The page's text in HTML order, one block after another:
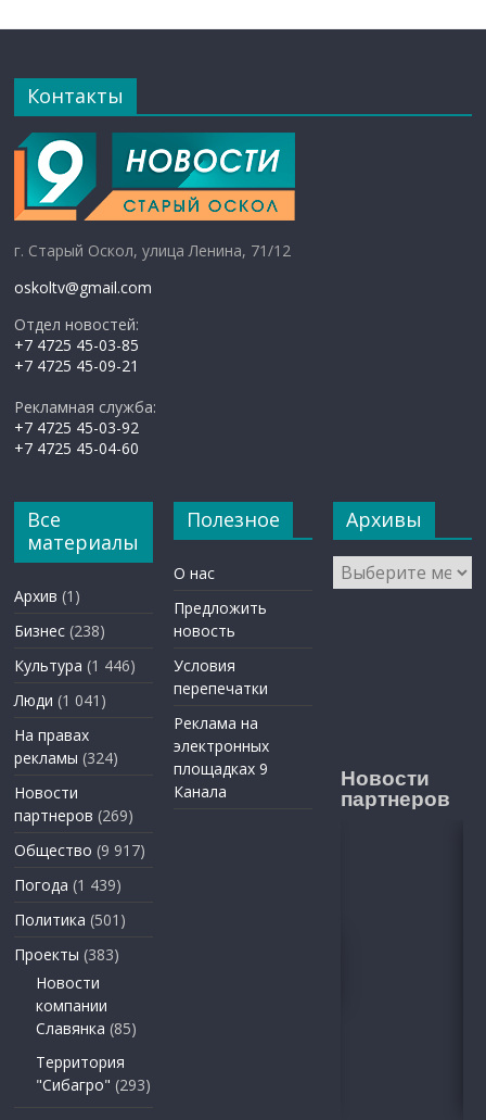
Контакты
г. Старый Оскол, улица Ленина, 71/12
oskoltv@gmail.com
Отдел новостей:
+7 4725 45-03-85
+7 4725 45-09-21
Рекламная служба:
+7 4725 45-03-92
+7 4725 45-04-60
Все
материалы
Архив (1)
Бизнес (238)
Культура (1 446)
Люди (1 041)
На правах
рекламы (324)
Новости
партнеров (269)
Общество (9 917)
Погода (1 439)
Политика (501)
Проекты (383)
Новости
компании
Славянка (85)
Территория
"Сибагро" (293)
Полезное
О нас
Предложить
новость
Условия
перепечатки
Реклама на
электронных
площадках 9
Канала
Архивы
Архивы
Новости
партнеров